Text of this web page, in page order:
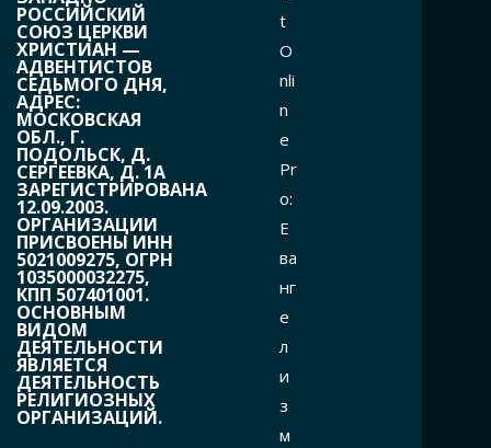
РОССИЙСКИЙ
СОЮЗ ЦЕРКВИ
ХРИСТИАН —
АДВЕНТИСТОВ
СЕДЬМОГО ДНЯ,
АДРЕС:
МОСКОВСКАЯ
ОБЛ., Г.
ПОДОЛЬСК, Д.
СЕРГЕЕВКА, Д. 1А
ЗАРЕГИСТРИРОВАНА
12.09.2003.
ОРГАНИЗАЦИИ
ПРИСВОЕНЫ ИНН
5021009275, ОГРН
1035000032275,
КПП 507401001.
ОСНОВНЫМ
ВИДОМ
ДЕЯТЕЛЬНОСТИ
ЯВЛЯЕТСЯ
ДЕЯТЕЛЬНОСТЬ
РЕЛИГИОЗНЫХ
ОРГАНИЗАЦИЙ.
t
O
nli
n
e
Pr
o:
Е
ва
нг
е
л
и
з
м